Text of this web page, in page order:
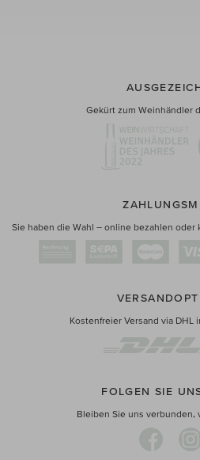
Gekürt zum Weinhändler
Sie haben die Wahl – online bezahlen oder
Kostenfreier Versand via DHL
FOLGEN SIE
Bleiben Sie uns verbunden,